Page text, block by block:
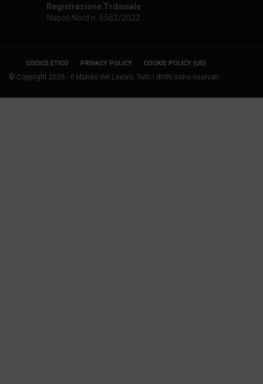
Registrazione Tribunale
Napoli Nord n. 6562/2022
CODICE ETICO PRIVACY POLICY COOKIE POLICY (UE)
© Copyright 2026 - Il Mondo del Lavoro. Tutti i diritti sono riservati.